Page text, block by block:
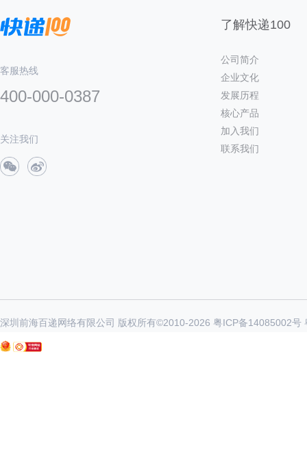
客服热线
400-000-0387
关注我们
了解快递100
公司简介
企业文化
发展历程
核心产品
加入我们
联系我们
深圳前海百递网络有限公司 版权所有©2010-2026 粤ICP备14085002号